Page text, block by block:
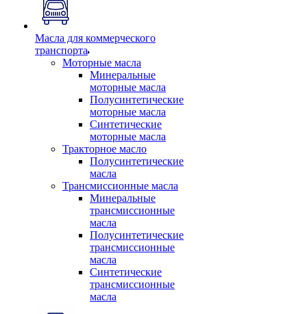
Масла для коммерческого
транспорта
Моторные масла
Минеральные
моторные масла
Полусинтетические
моторные масла
Синтетические
моторные масла
Тракторное масло
Полусинтетические
масла
Трансмиссионные масла
Минеральные
трансмиссионные
масла
Полусинтетические
трансмиссионные
масла
Синтетические
трансмиссионные
масла